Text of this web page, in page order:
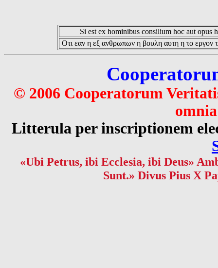
Si est ex hominibus consilium hoc aut opus
Οτι εαν η εξ ανθρωπων η βουλη αυτη η το εργον
© 2006 Cooperatorum
Litterula per inscriptionem
«Ubi Petrus, ibi Ecclesia, ibi Deus»
Sunt.» Divus Pius X